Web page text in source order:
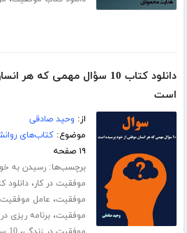
دانلود کتاب 10 سؤال مهمی
‌است
از: وحید صادقی
موضوع:کتاب‌های
۱۹ صفحه
برچسب‌ها:رسیدن به
موفقیت در کار،دانلود
موفقیت، عامل موفقیت
موفقیت،برنامه ریزی